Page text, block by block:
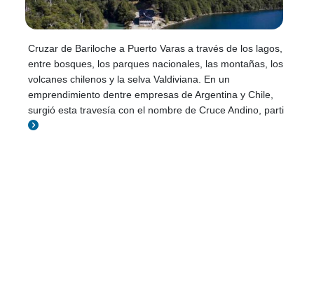
Cruzar de Bariloche a Puerto Varas a través de los lagos,
entre bosques, los parques nacionales, las montañas, los
volcanes chilenos y la selva Valdiviana. En un
emprendimiento dentre empresas de Argentina y Chile,
surgió esta travesía con el nombre de Cruce Andino, parti